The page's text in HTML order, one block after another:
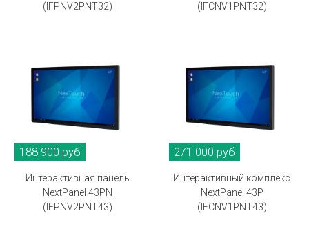
(IFPNV2PNT32)
(IFCNV1PNT32)
188 900 руб
Интерактивная панель
NextPanel 43PN
(IFPNV2PNT43)
271 000 руб
Интерактивный комплекс
NextPanel 43P
(IFCNV1PNT43)